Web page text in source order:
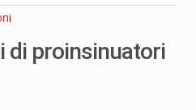
di proinsinuatori